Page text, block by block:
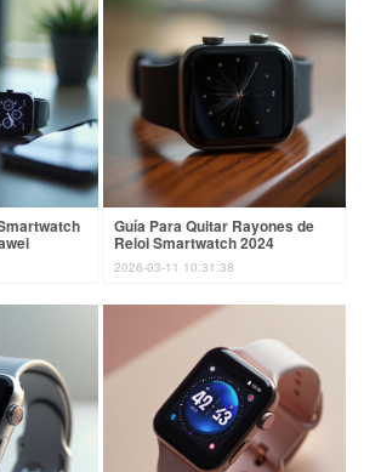
Guía Para Quitar Rayones de
Reloj Smartwatch 2024
2026-03-11 10:31:38